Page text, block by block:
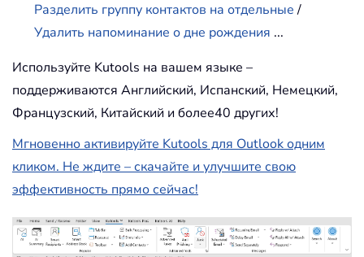
Разделить группу контактов на отдельные/
Удалить напоминание о дне рождения ...
Используйте Kutools на вашем языке –
поддерживаются Английский, Испанский, Немецкий,
Французский, Китайский и более40 других!
Мгновенно активируйте Kutools для Outlook одним
кликом. Не ждите – скачайте и улучшите свою
эффективность прямо сейчас!